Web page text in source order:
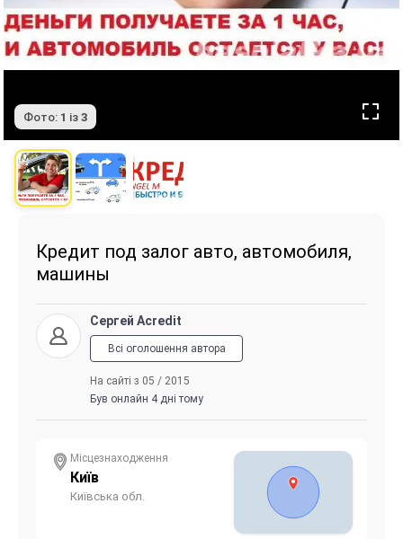
Фото: 1 із 3
Кредит под залог авто, автомобиля,
машины
Сергей Acredit
Всі оголошення автора
На сайті з 05 / 2015
Був онлайн 4 дні тому
Місцезнаходження
Київ
Київська обл.